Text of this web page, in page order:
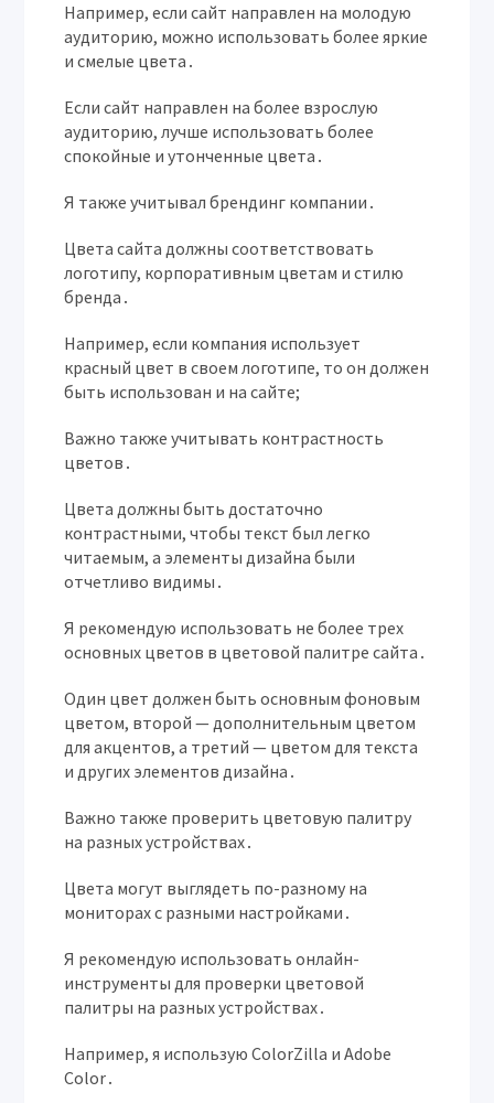
Например, если сайт направлен на молодую
аудиторию, можно использовать более яркие
и смелые цвета․
Если сайт направлен на более взрослую
аудиторию, лучше использовать более
спокойные и утонченные цвета․
Я также учитывал брендинг компании․
Цвета сайта должны соответствовать
логотипу, корпоративным цветам и стилю
бренда․
Например, если компания использует
красный цвет в своем логотипе, то он должен
быть использован и на сайте;
Важно также учитывать контрастность
цветов․
Цвета должны быть достаточно
контрастными, чтобы текст был легко
читаемым, а элементы дизайна были
отчетливо видимы․
Я рекомендую использовать не более трех
основных цветов в цветовой палитре сайта․
Один цвет должен быть основным фоновым
цветом, второй — дополнительным цветом
для акцентов, а третий — цветом для текста
и других элементов дизайна․
Важно также проверить цветовую палитру
на разных устройствах․
Цвета могут выглядеть по-разному на
мониторах с разными настройками․
Я рекомендую использовать онлайн-
инструменты для проверки цветовой
палитры на разных устройствах․
Например, я использую ColorZilla и Adobe
Color․